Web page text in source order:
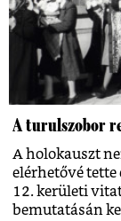
A turulszobor
A holokauszt
elérhetővé
12. kerületi
bemutatásán